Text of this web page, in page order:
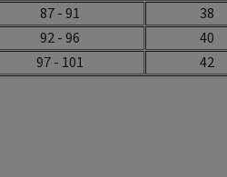
87 - 91
38
92 - 96
40
97 - 101 42